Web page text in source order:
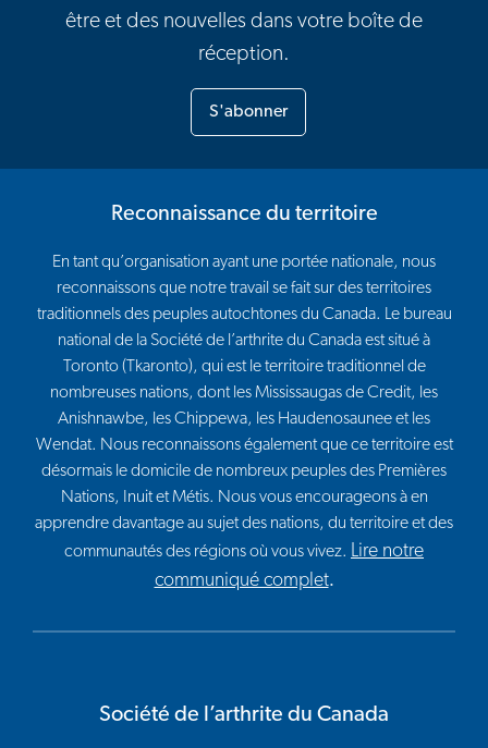
être et des nouvelles dans votre boîte de
réception.
S'abonner
Reconnaissance du territoire
En tant qu’organisation ayant une portée nationale, nous
reconnaissons que notre travail se fait sur des territoires
traditionnels des peuples autochtones du Canada. Le bureau
national de la Société de l’arthrite du Canada est situé à
Toronto (Tkaronto), qui est le territoire traditionnel de
nombreuses nations, dont les Mississaugas de Credit, les
Anishnawbe, les Chippewa, les Haudenosaunee et les
Wendat. Nous reconnaissons également que ce territoire est
désormais le domicile de nombreux peuples des Premières
Nations, Inuit et Métis. Nous vous encourageons à en
apprendre davantage au sujet des nations, du territoire et des
communautés des régions où vous vivez. Lire notre
communiqué complet.
Société de l’arthrite du Canada